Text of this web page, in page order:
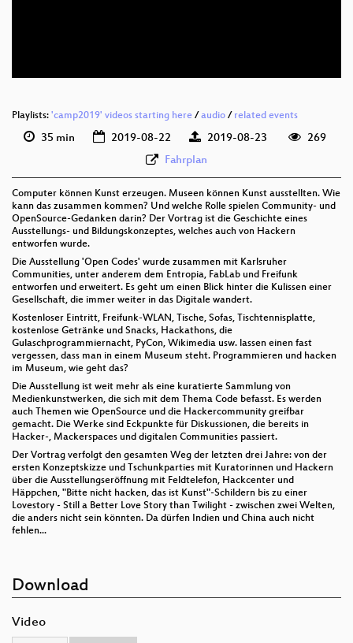
Playlists: 'camp2019' videos starting here /audio / related events
35 min 2019-08-22 2019-08-23
269
Fahrplan
Computer können Kunst erzeugen. Museen können Kunst ausstellten. Wie
kann das zusammen kommen? Und welche Rolle spielen Community- und
OpenSource-Gedanken darin? Der Vortrag ist die Geschichte eines
Ausstellungs- und Bildungskonzeptes, welches auch von Hackern
entworfen wurde.
Die Ausstellung 'Open Codes' wurde zusammen mit Karlsruher
Communities, unter anderem dem Entropia, FabLab und Freifunk
entworfen und erweitert. Es geht um einen Blick hinter die Kulissen einer
Gesellschaft, die immer weiter in das Digitale wandert.
Kostenloser Eintritt, Freifunk-WLAN, Tische, Sofas, Tischtennisplatte,
kostenlose Getränke und Snacks, Hackathons, die
Gulaschprogrammiernacht, PyCon, Wikimedia usw. lassen einen fast
vergessen, dass man in einem Museum steht. Programmieren und hacken
im Museum, wie geht das?
Die Ausstellung ist weit mehr als eine kuratierte Sammlung von
Medienkunstwerken, die sich mit dem Thema Code befasst. Es werden
auch Themen wie OpenSource und die Hackercommunity greifbar
gemacht. Die Werke sind Eckpunkte für Diskussionen, die bereits in
Hacker-, Mackerspaces und digitalen Communities passiert.
Der Vortrag verfolgt den gesamten Weg der letzten drei Jahre: von der
ersten Konzeptskizze und Tschunkparties mit Kuratorinnen und Hackern
über die Ausstellungseröffnung mit Feldtelefon, Hackcenter und
Häppchen, "Bitte nicht hacken, das ist Kunst"-Schildern bis zu einer
Lovestory - Still a Better Love Story than Twilight - zwischen zwei Welten,
die anders nicht sein könnten. Da dürfen Indien und China auch nicht
fehlen...
Download
Video